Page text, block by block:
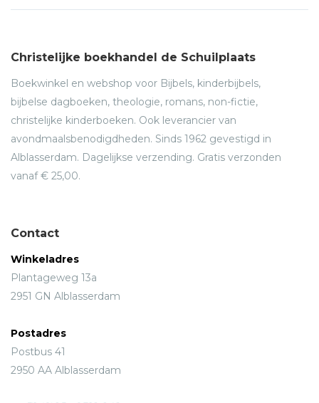
Christelijke boekhandel de Schuilplaats
Boekwinkel en webshop voor Bijbels, kinderbijbels,
bijbelse dagboeken, theologie, romans, non-fictie,
christelijke kinderboeken. Ook leverancier van
avondmaalsbenodigdheden. Sinds 1962 gevestigd in
Alblasserdam. Dagelijkse verzending. Gratis verzonden
vanaf € 25,00.
Contact
Winkeladres
Plantageweg 13a
2951 GN Alblasserdam
Postadres
Postbus 41
2950 AA Alblasserdam